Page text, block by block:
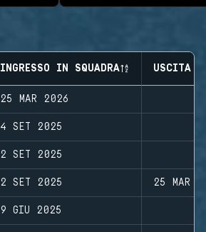
INGRESSO IN SQUADRA USCITA
25 MAR 2026
4 SET 2025
2 SET 2025
2 SET 2025 25 MAR
9 GIU 2025